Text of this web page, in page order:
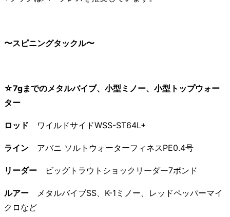
〜スピニングタックル〜
☆7gまでのメタルバイブ、小型ミノー、小型トップウォー
ター
ロッド ワイルドサイドWSS-ST64L+
ライン アバニ ソルトウォーターフィネスPE0.4号
リーダー ビッグトラウトショックリーダー7ポンド
ルアー
メタルバイブSS、K-1ミノー、レッドペッパーマイ
クロなど